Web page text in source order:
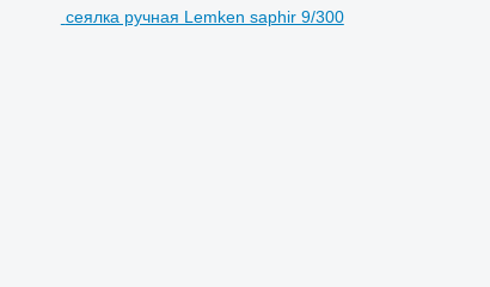
сеялка ручная Lemken saphir 9/300